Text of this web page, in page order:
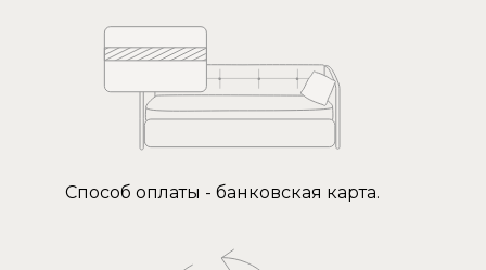
Способ оплаты - банковская карта.